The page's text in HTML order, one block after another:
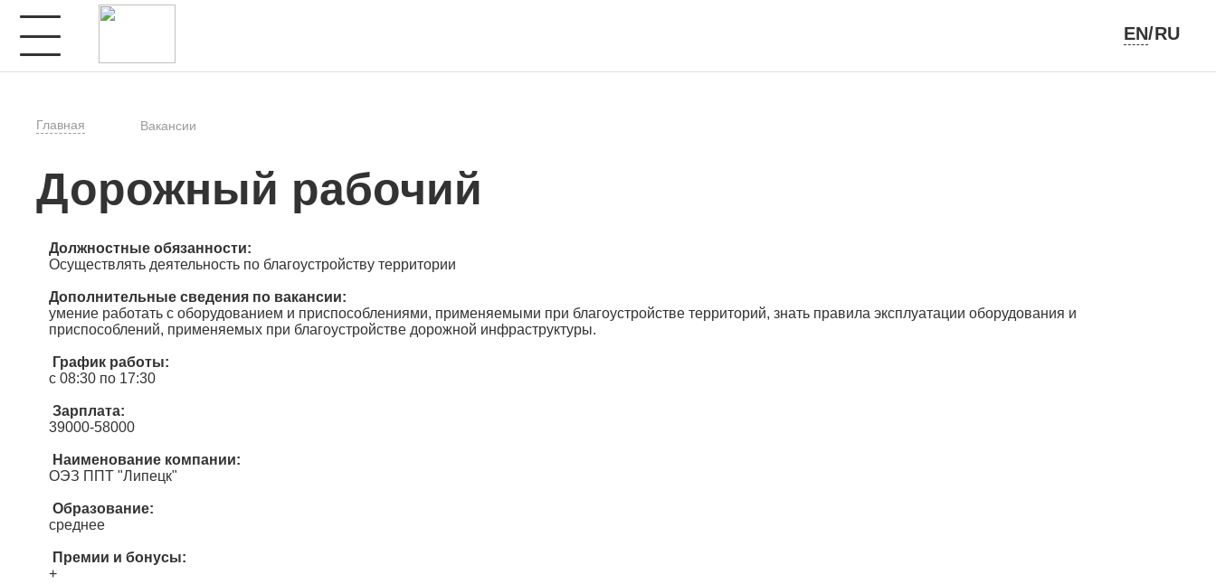
EN/RU
Главная Вакансии
Дорожный рабочий
Должностные обязанности:
Осуществлять деятельность по благоустройству территории
Дополнительные сведения по вакансии:
умение работать с оборудованием и приспособлениями, применяемыми при благоустройстве территорий, знать правила эксплуатации оборудования и
приспособлений, применяемых при благоустройстве дорожной инфраструктуры.
График работы:
c 08:30 по 17:30
Зарплата:
39000-58000
Наименование компании:
ОЭЗ ППТ "Липецк"
Образование:
среднее
Премии и бонусы:
+